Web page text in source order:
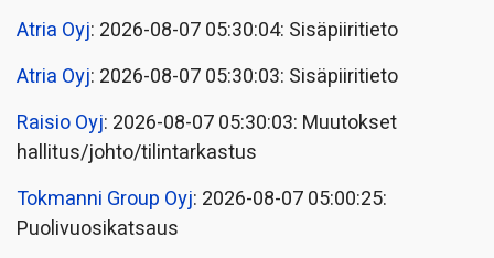
Atria Oyj: 2026-08-07 05:30:04: Sisäpiiritieto
Atria Oyj: 2026-08-07 05:30:03: Sisäpiiritieto
Raisio Oyj: 2026-08-07 05:30:03: Muutokset
hallitus/johto/tilintarkastus
Tokmanni Group Oyj: 2026-08-07 05:00:25:
Puolivuosikatsaus